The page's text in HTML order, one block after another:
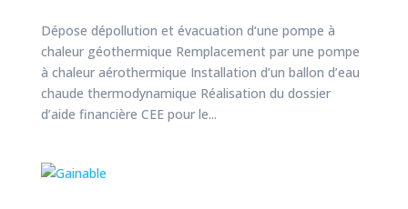
Dépose dépollution et évacuation d‘une pompe à
chaleur géothermique Remplacement par une pompe
à chaleur aérothermique Installation d’un ballon d’eau
chaude thermodynamique Réalisation du dossier
d’aide financière CEE pour le...